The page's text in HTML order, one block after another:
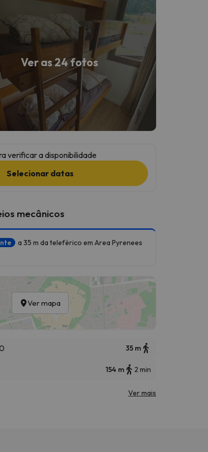
Ver as 24 fotos
verificar a disponibilidade
Selecionar datas
mecânicos
a 35 m da teleférico em Area Pyrenees
Ver mapa
35 m
154 m 2 min
Ver mais